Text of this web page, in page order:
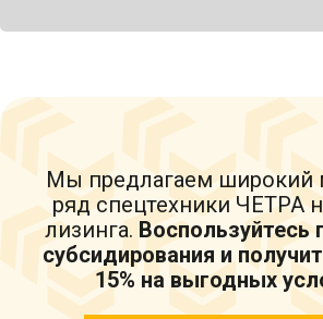
Мы предлагаем широкий
ряд спецтехники ЧЕТРА
лизинга. Воспользуйтесь
субсидирования и
15% на выгодных